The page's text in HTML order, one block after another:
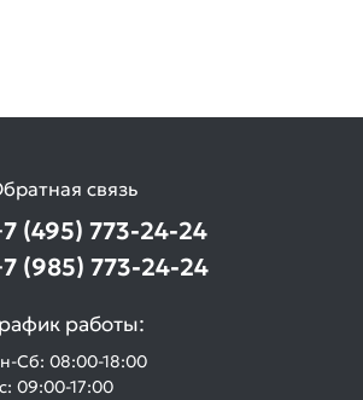
связь
(495) 773-24-24
(985) 773-24-24
работы:
Сб: 08:00-18:00
09:00-17:00